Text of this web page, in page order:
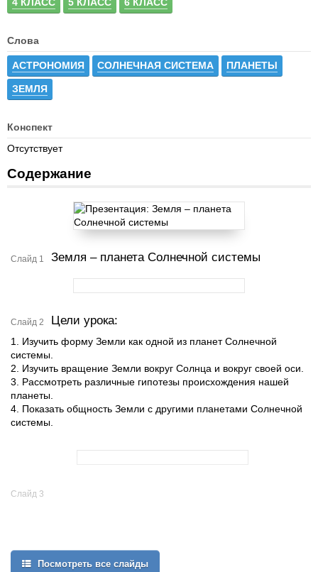
Слова
АСТРОНОМИЯ СОЛНЕЧНАЯ СИСТЕМА ПЛАНЕТЫ
ЗЕМЛЯ
Конспект
Отсутствует
Содержание
Слайд 1 Земля – планета Солнечной системы
Слайд 2 Цели урока:
1. Изучить форму Земли как одной из планет Солнечной
системы.
2. Изучить вращение Земли вокруг Солнца и вокруг своей оси.
3. Рассмотреть различные гипотезы происхождения нашей
планеты.
4. Показать общность Земли с другими планетами Солнечной
системы.
Слайд 3
Посмотреть все слайды